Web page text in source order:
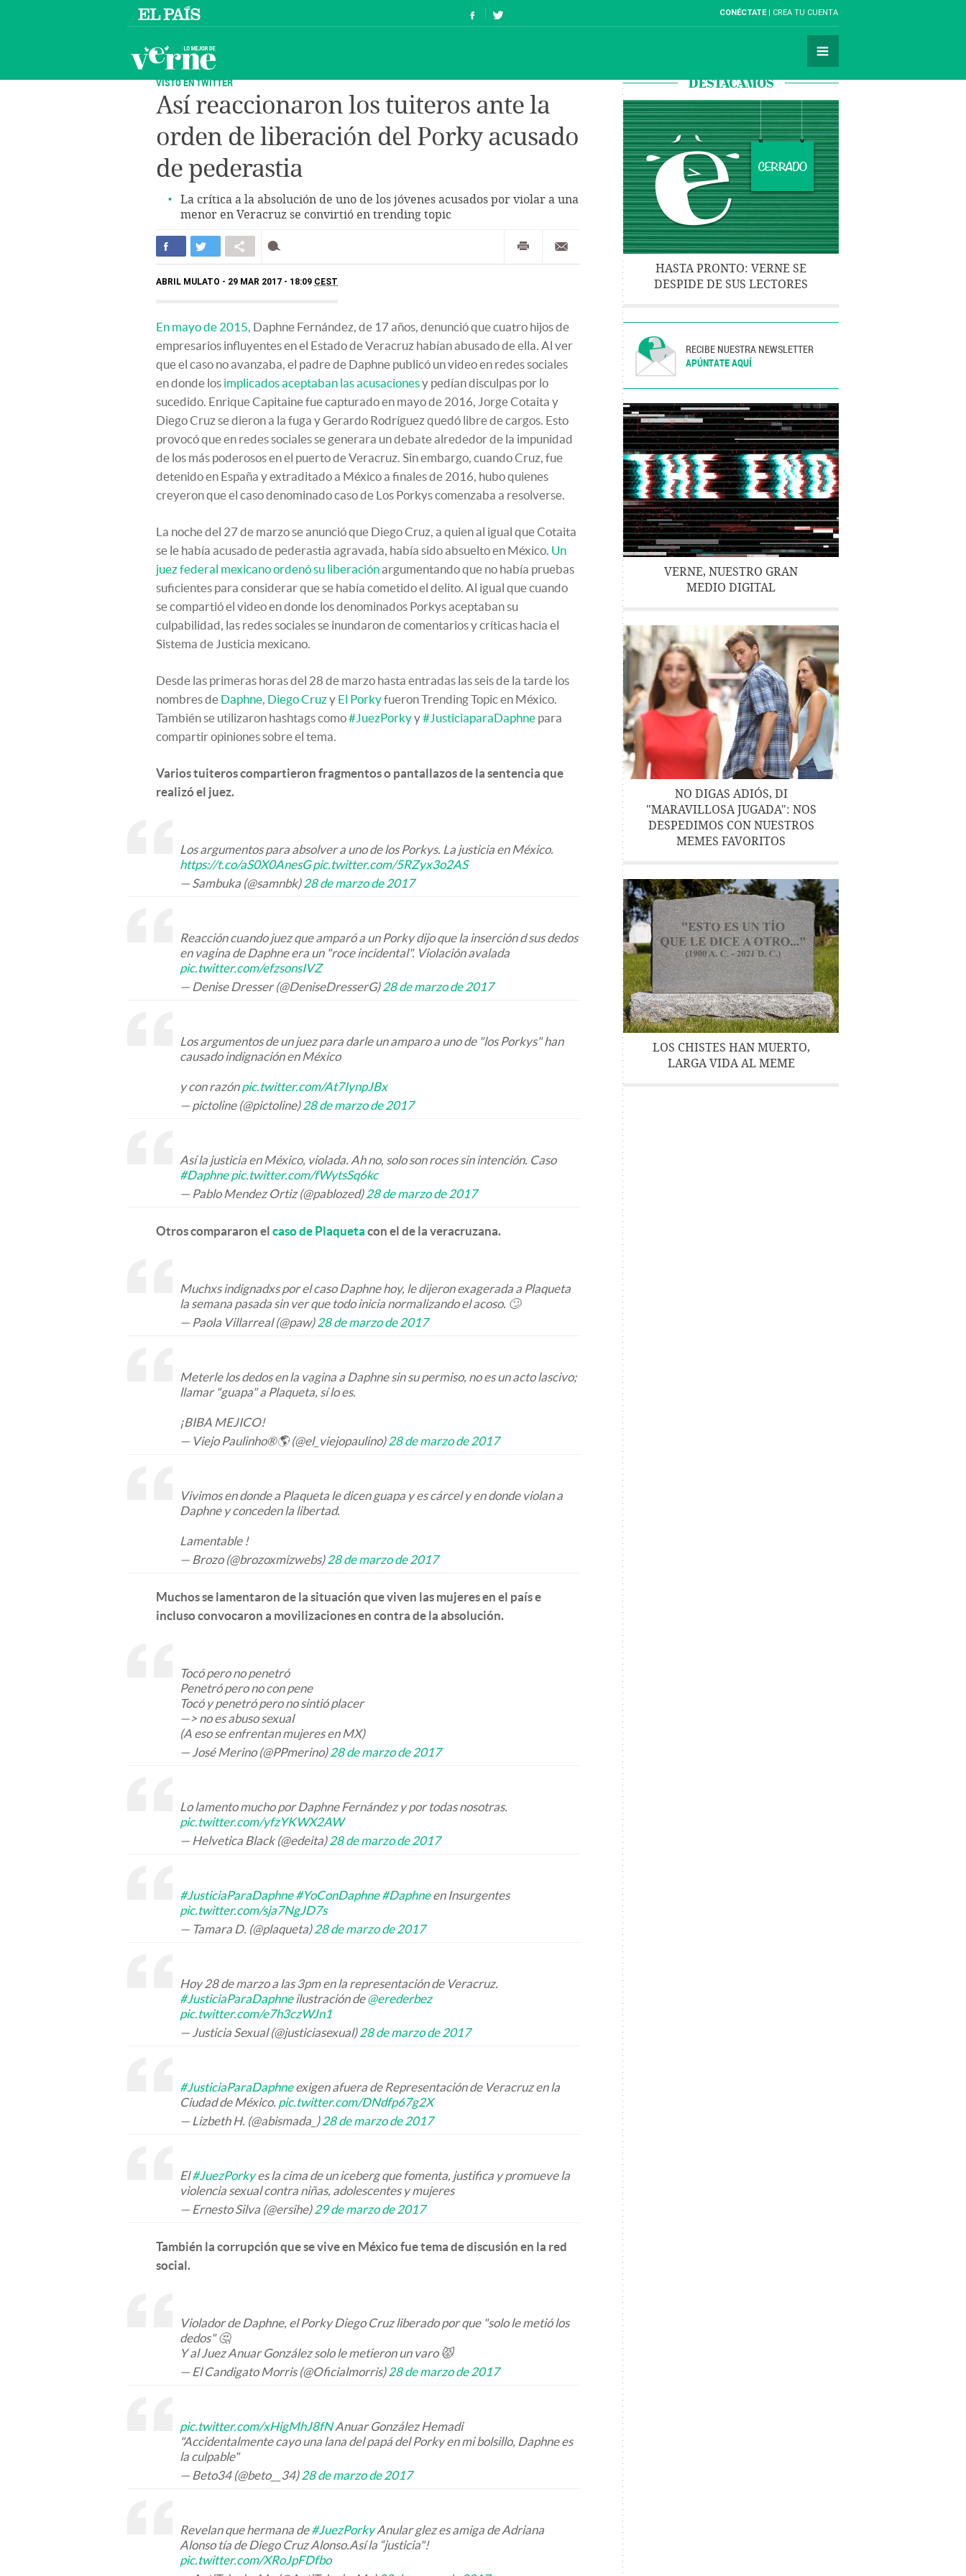
CONÉCTATE CREA TU CUENTA
VISTO EN TWITTER
Así reaccionaron los tuiteros ante la
orden de liberación del Porky acusado
de pederastia
La crítica a la absolución de uno de los jóvenes acusados por violar a una
menor en Veracruz se convirtió en trending topic
ABRIL MULATO 29 MAR 2017 - 18:09 CEST
En mayo de 2015, Daphne Fernández, de 17 años, denunció que cuatro hijos de
empresarios influyentes en el Estado de Veracruz habían abusado de ella. Al ver
que el caso no avanzaba, el padre de Daphne publicó un video en redes sociales
en donde los implicados aceptaban las acusacionesy pedían disculpas por lo
sucedido. Enrique Capitaine fue capturado en mayo de 2016, Jorge Cotaita y
Diego Cruz se dieron a la fuga y Gerardo Rodríguez quedó libre de cargos. Esto
provocó que en redes sociales se generara un debate alrededor de la impunidad
de los más poderosos en el puerto de Veracruz. Sin embargo, cuando Cruz, fue
detenido en España y extraditado a México a finales de 2016, hubo quienes
creyeron que el caso denominado caso de Los Porkys comenzaba a resolverse.
La noche del 27 de marzo se anunció que Diego Cruz, a quien al igual que Cotaita
se le había acusado de pederastia agravada, había sido absuelto en México. Un
juez federal mexicano ordenó su liberaciónargumentando que no había pruebas
suficientes para considerar que se había cometido el delito. Al igual que cuando
se compartió el video en donde los denominados Porkys aceptaban su
culpabilidad, las redes sociales se inundaron de comentarios y críticas hacia el
Sistema de Justicia mexicano.
Desde las primeras horas del 28 de marzo hasta entradas las seis de la tarde los
nombres de Daphne, Diego Cruzy El Porkyfueron Trending Topic en México.
También se utilizaron hashtags como#JuezPorkyy#JusticiaparaDaphne para
compartir opiniones sobre el tema.
Varios tuiteros compartieron fragmentos o pantallazos de la sentencia que
realizó el juez.
Los argumentos para absolver a uno de los Porkys. La justicia en México.
https://t.co/aS0X0AnesG pic.twitter.com/5RZyx3o2AS
— Sambuka (@samnbk)28 de marzo de 2017
Reacción cuando juez que amparó a un Porky dijo que la inserción d sus dedos
en vagina de Daphne era un "roce incidental". Violación avalada
pic.twitter.com/efzsonsIVZ
— Denise Dresser (@DeniseDresserG)28 de marzo de 2017
Los argumentos de un juez para darle un amparo a uno de "los Porkys" han
causado indignación en México
y con razónpic.twitter.com/At7IynpJBx
— pictoline (@pictoline)28 de marzo de 2017
Así la justicia en México, violada. Ah no, solo son roces sin intención. Caso
#Daphne pic.twitter.com/fWytsSq6kc
— Pablo Mendez Ortiz (@pablozed)28 de marzo de 2017
Otros compararon el caso de Plaqueta con el de la veracruzana.
Muchxs indignadxs por el caso Daphne hoy, le dijeron exagerada a Plaqueta
la semana pasada sin ver que todo inicia normalizando el acoso. 🙄
— Paola Villarreal (@paw)28 de marzo de 2017
Meterle los dedos en la vagina a Daphne sin su permiso, no es un acto lascivo;
llamar "guapa" a Plaqueta, sí lo es.
¡BIBA MEJICO!
— Viejo Paulinho®🌎 (@el_viejopaulino)28 de marzo de 2017
Vivimos en donde a Plaqueta le dicen guapa y es cárcel y en donde violan a
Daphne y conceden la libertad.
Lamentable !
— Brozo (@brozoxmizwebs)28 de marzo de 2017
Muchos se lamentaron de la situación que viven las mujeres en el país e
incluso convocaron a movilizaciones en contra de la absolución.
Tocó pero no penetró
Penetró pero no con pene
Tocó y penetró pero no sintió placer
—> no es abuso sexual
(A eso se enfrentan mujeres en MX)
— José Merino (@PPmerino)28 de marzo de 2017
Lo lamento mucho por Daphne Fernández y por todas nosotras.
pic.twitter.com/yfzYKWX2AW
— Helvetica Black (@edeita)28 de marzo de 2017
#JusticiaParaDaphne #YoConDaphne #Daphneen Insurgentes
pic.twitter.com/sja7NgJD7s
— Tamara D. (@plaqueta)28 de marzo de 2017
Hoy 28 de marzo a las 3pm en la representación de Veracruz.
#JusticiaParaDaphneilustración de@erederbez
pic.twitter.com/e7h3czWJn1
— Justicia Sexual (@justiciasexual)28 de marzo de 2017
#JusticiaParaDaphneexigen afuera de Representación de Veracruz en la
Ciudad de México. pic.twitter.com/DNdfp67g2X
— Lizbeth H. (@abismada_)28 de marzo de 2017
El#JuezPorkyes la cima de un iceberg que fomenta, justifica y promueve la
violencia sexual contra niñas, adolescentes y mujeres
— Ernesto Silva (@ersihe)29 de marzo de 2017
También la corrupción que se vive en México fue tema de discusión en la red
social.
Violador de Daphne, el Porky Diego Cruz liberado por que "solo le metió los
dedos" 🤔
Y al Juez Anuar González solo le metieron un varo 😾
— El Candigato Morris (@Oficialmorris)28 de marzo de 2017
pic.twitter.com/xHigMhJ8fNAnuar González Hemadi
"Accidentalmente cayo una lana del papá del Porky en mi bolsillo, Daphne es
la culpable"
— Beto34 (@beto__34)28 de marzo de 2017
Revelan que hermana de#JuezPorkyAnular glez es amiga de Adriana
Alonso tía de Diego Cruz Alonso.Así la “justicia"!
pic.twitter.com/XRoJpFDfbo
DESTACAMOS
HASTA PRONTO: VERNE SE
DESPIDE DE SUS LECTORES
RECIBE NUESTRA NEWSLETTER
APÚNTATE AQUÍ
VERNE, NUESTRO GRAN
MEDIO DIGITAL
NO DIGAS ADIÓS, DI
"MARAVILLOSA JUGADA": NOS
DESPEDIMOS CON NUESTROS
MEMES FAVORITOS
LOS CHISTES HAN MUERTO,
LARGA VIDA AL MEME